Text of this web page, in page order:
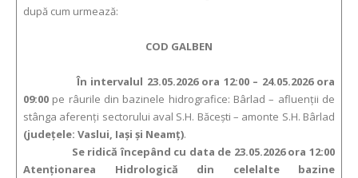
după cum urmează:
COD GALBEN
În intervalul 23.05.2026 ora 12:00 – 24.05.2026 ora
09:00 pe râurile din bazinele hidrografice: Bârlad – afluenții de
stânga aferenți sectorului aval S.H. Băcești – amonte S.H. Bârlad
(județele: Vaslui, Iași și Neamț).
Se ridică începând cu data de 23.05.2026 ora 12:00
Atenționarea Hidrologică din celelalte bazine